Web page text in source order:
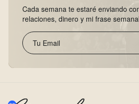
Cada semana te estaré enviando
relaciones, dinero y mi frase